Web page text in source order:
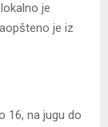
je
je iz
16, na jugu do